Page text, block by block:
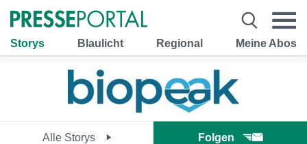
Storys Blaulicht Regional Meine Abos
Alle Storys Folgen